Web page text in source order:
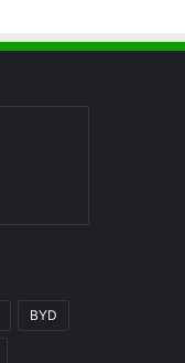
BYD